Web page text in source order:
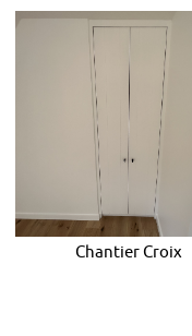
Chantier Croix